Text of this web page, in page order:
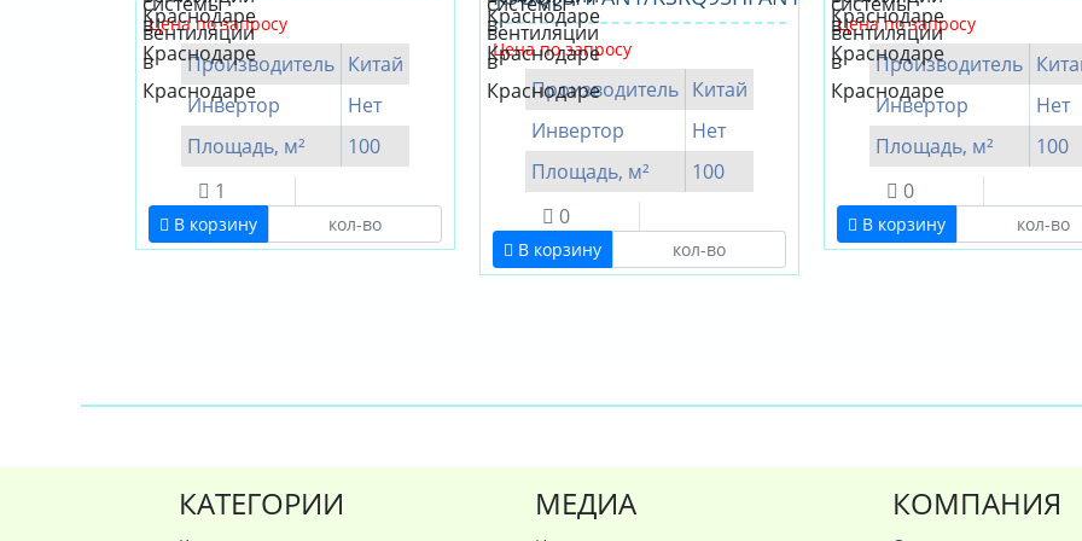
Цена по запросу
Производитель Китай
Инвертор
Нет
Площадь, м²
100
1
В корзину
Цена по запросу
Производитель Китай
Инвертор
Нет
Площадь, м²
100
0
В корзину
Цена по запросу
Производитель
Инвертор
Нет
Площадь, м²
100
0
В корзину
КАТЕГОРИИ МЕДИА КОМПАНИЯ